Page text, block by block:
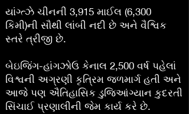
યાંગ્ત્ઝે ચીનની 3,915 માઈલ (6,300
કિમી)ની સૌથી લાંબી નદી છે અને વૈશ્વિક
સ્તરે ત્રીજી છે.
બેઇજિંગ-હાંગઝોઉ કેનાલ 2,500 વર્ષ પહેલાં
વિશ્વની અગ્રણી કૃત્રિમ જળમાર્ગ હતી અને
આજે પણ ઐતિહાસિક ડુજિઆંગ્યાન કુદરતી
સિંચાઈ પ્રણાલીની જેમ કાર્ય કરે છે.